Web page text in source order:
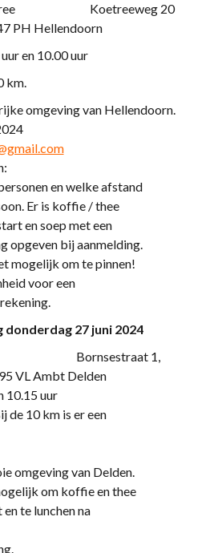
Koetreeweg 20
en 10.00 uur
km.
omgeving van Hellendoorn.
en welke afstand
Er is koffie / thee
en soep met een
opgeven bij aanmelding.
mogelijk om te pinnen!
voor een
27 juni 2024
Bornsestraat 1,
Delden
10.15 uur
de 10 km is er een
omgeving van Delden.
om koffie en thee
te lunchen na